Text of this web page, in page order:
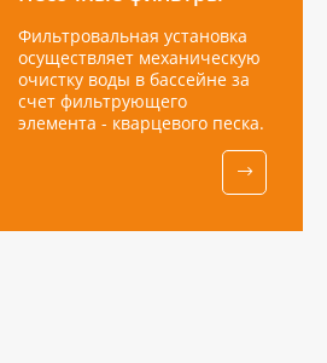
АРТИКУЛ: W3312
Пылесос для бассейна SPYDER GENIUS
W3312
Фильтровальная установка
осуществляет механическую
очистку воды в бассейне за
счет фильтрующего
элемента - кварцевого песка.